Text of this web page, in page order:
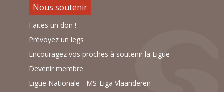
Nous soutenir
Faites un don !
Prévoyez un legs
Encouragez vos proches à soutenir la Ligue
Devenir membre
Ligue Nationale - MS-Liga Vlaanderen